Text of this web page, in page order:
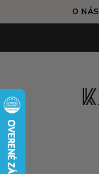
O NÁS